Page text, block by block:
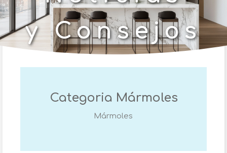
y Consejos
Categoria Mármoles
Mármoles